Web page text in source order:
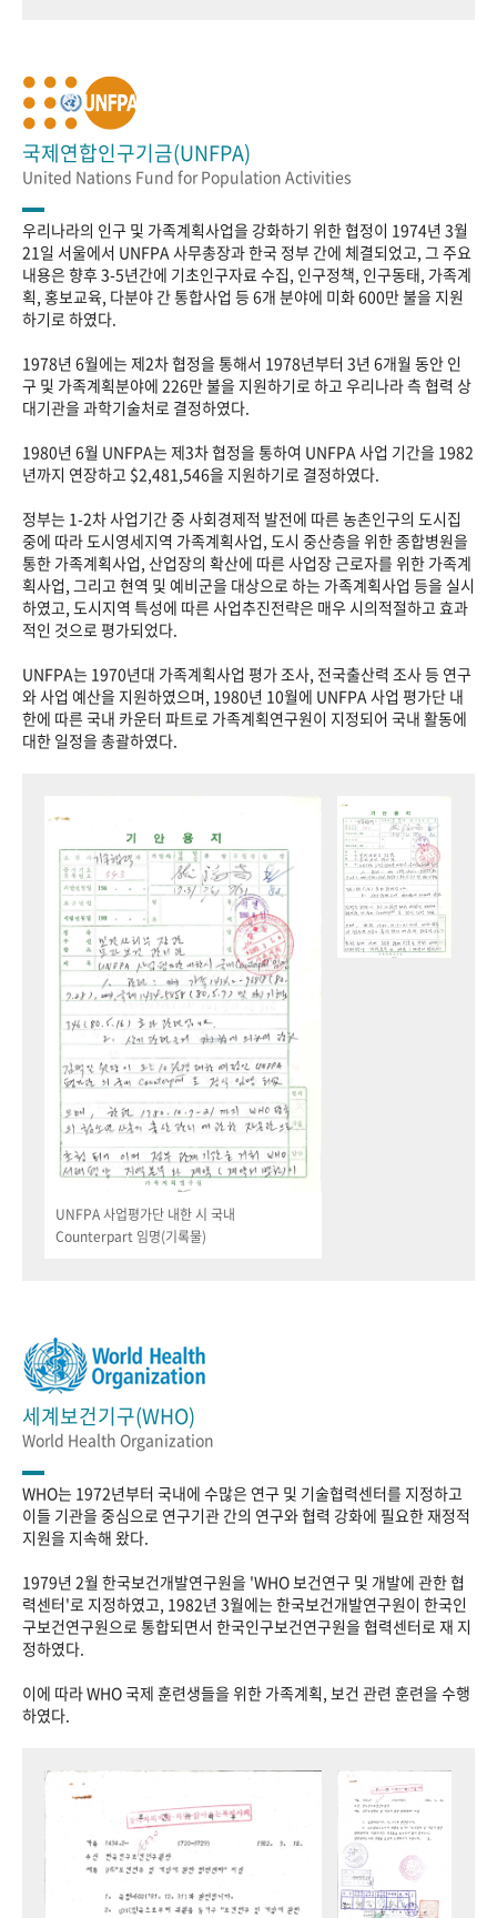
국제연합인구기금(UNFPA)
United Nations Fund for Population Activities
우리나라의 인구 및 가족계획사업을 강화하기 위한 협정이 1974년 3월
21일 서울에서 UNFPA 사무총장과 한국 정부 간에 체결되었고, 그 주요
내용은 향후 3-5년간에 기초인구자료 수집, 인구정책, 인구동태, 가족계
획, 홍보교육, 다분야 간 통합사업 등 6개 분야에 미화 600만 불을 지원
하기로 하였다.
1978년 6월에는 제2차 협정을 통해서 1978년부터 3년 6개월 동안 인
구 및 가족계획분야에 226만 불을 지원하기로 하고 우리나라 측 협력 상
대기관을 과학기술처로 결정하였다.
1980년 6월 UNFPA는 제3차 협정을 통하여 UNFPA 사업 기간을 1982
년까지 연장하고 $2,481,546을 지원하기로 결정하였다.
정부는 1-2차 사업기간 중 사회경제적 발전에 따른 농촌인구의 도시집
중에 따라 도시영세지역 가족계획사업, 도시 중산층을 위한 종합병원을
통한 가족계획사업, 산업장의 확산에 따른 사업장 근로자를 위한 가족계
획사업, 그리고 현역 및 예비군을 대상으로 하는 가족계획사업 등을 실시
하였고, 도시지역 특성에 따른 사업추진전략은 매우 시의적절하고 효과
적인 것으로 평가되었다.
UNFPA는 1970년대 가족계획사업 평가 조사, 전국출산력 조사 등 연구
와 사업 예산을 지원하였으며, 1980년 10월에 UNFPA 사업 평가단 내
한에 따른 국내 카운터 파트로 가족계획연구원이 지정되어 국내 활동에
대한 일정을 총괄하였다.
UNFPA 사업평가단 내한 시 국내
Counterpart 임명(기록물)
세계보건기구(WHO)
World Health Organization
WHO는 1972년부터 국내에 수많은 연구 및 기술협력센터를 지정하고
이들 기관을 중심으로 연구기관 간의 연구와 협력 강화에 필요한 재정적
지원을 지속해 왔다.
1979년 2월 한국보건개발연구원을 'WHO 보건연구 및 개발에 관한 협
력센터'로 지정하였고, 1982년 3월에는 한국보건개발연구원이 한국인
구보건연구원으로 통합되면서 한국인구보건연구원을 협력센터로 재 지
정하였다.
이에 따라 WHO 국제 훈련생들을 위한 가족계획, 보건 관련 훈련을 수행
하였다.